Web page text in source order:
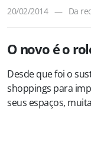
20/02/2014 — Da
O novo é o
Desde que foi o
shoppings para
seus espaços,